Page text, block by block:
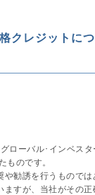
クレジットに
ローバル･インベス
ものです。
勧誘を行うものでは
ますが、当社がその